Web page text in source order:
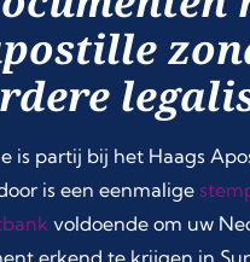
is partij bij het Haags
is een eenmalige
voldoende om uw
erkend te krijgen in